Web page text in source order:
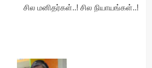
சில மனிதர்கள்..! சில நியாயங்கள்..!